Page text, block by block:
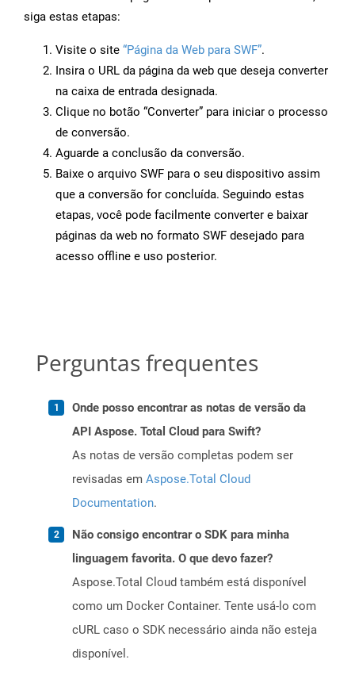
siga estas etapas:
Visite o site “Página da Web para SWF”.
Insira o URL da página da web que deseja converter
na caixa de entrada designada.
Clique no botão “Converter” para iniciar o processo
de conversão.
Aguarde a conclusão da conversão.
Baixe o arquivo SWF para o seu dispositivo assim
que a conversão for concluída. Seguindo estas
etapas, você pode facilmente converter e baixar
páginas da web no formato SWF desejado para
acesso offline e uso posterior.
Perguntas frequentes
Onde posso encontrar as notas de versão da
API Aspose. Total Cloud para Swift?
As notas de versão completas podem ser
revisadas em Aspose.Total Cloud
Documentation.
Não consigo encontrar o SDK para minha
linguagem favorita. O que devo fazer?
Aspose.Total Cloud também está disponível
como um Docker Container. Tente usá-lo com
cURL caso o SDK necessário ainda não esteja
disponível.